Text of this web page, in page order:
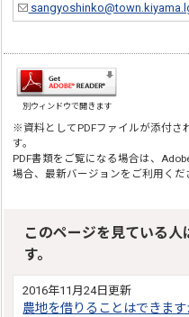
別ウィンドウで開きます
※資料としてPDFファイルが添付さ
す。
PDF書類をご覧になる場合は、
場合、最新バージョンをご利用くだ
このページを見ている
す。
2016年11月24日更新
農地を借りることはできます